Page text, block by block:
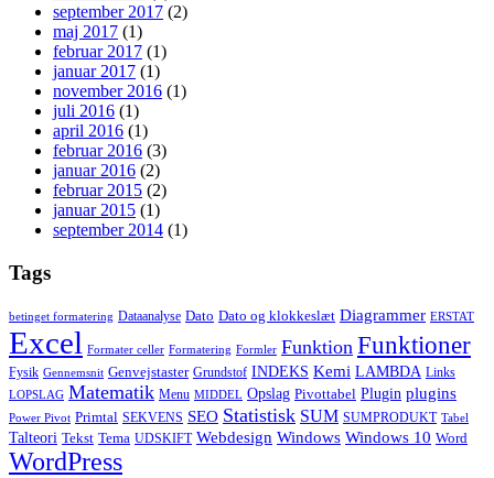
september 2017 (2)
maj 2017 (1)
februar 2017 (1)
januar 2017 (1)
november 2016 (1)
juli 2016 (1)
april 2016 (1)
februar 2016 (3)
januar 2016 (2)
februar 2015 (2)
januar 2015 (1)
september 2014 (1)
Tags
betinget formatering Dataanalyse Dato Dato og klokkeslæt Diagrammer ERSTAT
Excel Formater celler Formatering Formler Funktion Funktioner
Fysik Gennemsnit Genvejstaster Grundstof INDEKS Kemi LAMBDA Links
LOPSLAG Matematik Menu MIDDEL Opslag Pivottabel Plugin plugins
Power Pivot Primtal SEKVENS SEO Statistisk SUM SUMPRODUKT Tabel
Talteori Tekst Tema UDSKIFT Webdesign Windows Windows 10 Word
WordPress